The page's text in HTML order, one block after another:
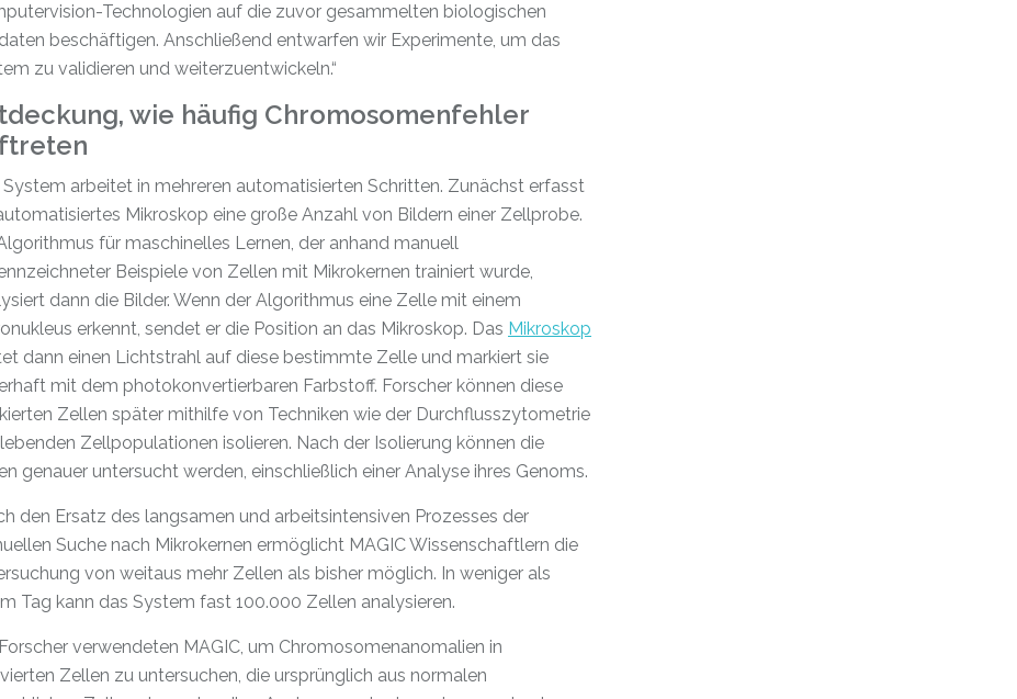
Technologien auf die zuvor gesammelten biologischen
beschäftigen. Anschließend entwarfen wir Experimente, um das
zu validieren und weiterzuentwickeln.“
wie häufig Chromosomenfehler
System arbeitet in mehreren automatisierten Schritten. Zunächst erfasst
Mikroskop eine große Anzahl von Bildern einer Zellprobe.
für maschinelles Lernen, der anhand manuell
Beispiele von Zellen mit Mikrokernen trainiert wurde,
dann die Bilder. Wenn der Algorithmus eine Zelle mit einem
erkennt, sendet er die Position an das Mikroskop. Das Mikroskop
dann einen Lichtstrahl auf diese bestimmte Zelle und markiert sie
mit dem photokonvertierbaren Farbstoff. Forscher können diese
Zellen später mithilfe von Techniken wie der Durchflusszytometrie
Zellpopulationen isolieren. Nach der Isolierung können die
genauer untersucht werden, einschließlich einer Analyse ihres Genoms.
den Ersatz des langsamen und arbeitsintensiven Prozesses der
Suche nach Mikrokernen ermöglicht MAGIC Wissenschaftlern die
von weitaus mehr Zellen als bisher möglich. In weniger als
Tag kann das System fast 100.000 Zellen analysieren.
verwendeten MAGIC, um Chromosomenanomalien in
Zellen zu untersuchen, die ursprünglich aus normalen